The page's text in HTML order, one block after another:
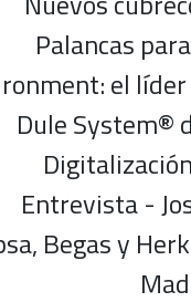
Palancas
el
Dule System®
Entrevista -
Begas y